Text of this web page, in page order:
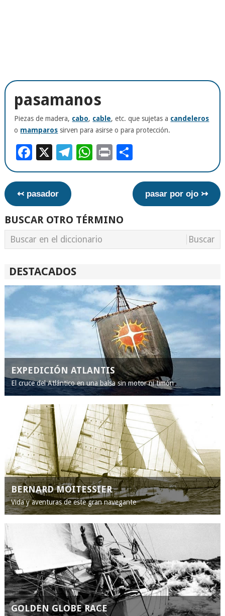
pasamanos
Piezas de madera, cabo, cable, etc. que sujetas a candeleros
o mamparos sirven para asirse o para protección.
Facebook
X Telegram
WhatsApp
Print
↢ pasador pasar por ojo ↣
BUSCAR OTRO TÉRMINO
DESTACADOS
EXPEDICIÓN ATLANTIS
El cruce del Atlántico en una balsa sin motor ni timón
BERNARD MOITESSIER
Vida y aventuras de este gran navegante
GOLDEN GLOBE RACE